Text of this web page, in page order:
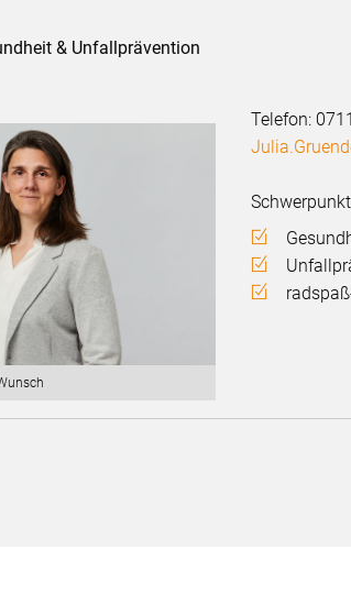
& Unfallprävention
Telefon: